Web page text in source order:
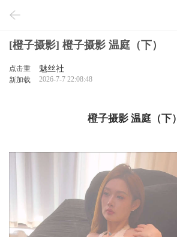
[橙子摄影] 橙子摄影 温庭（下）
点击重
新加载
魅丝社
2026-7-7 22:08:48
橙子摄影 温庭（下）